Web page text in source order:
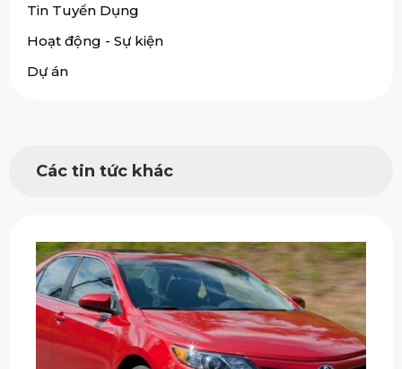
Tin Tuyển Dụng
Hoạt động - Sự kiện
Dự án
Các tin tức khác